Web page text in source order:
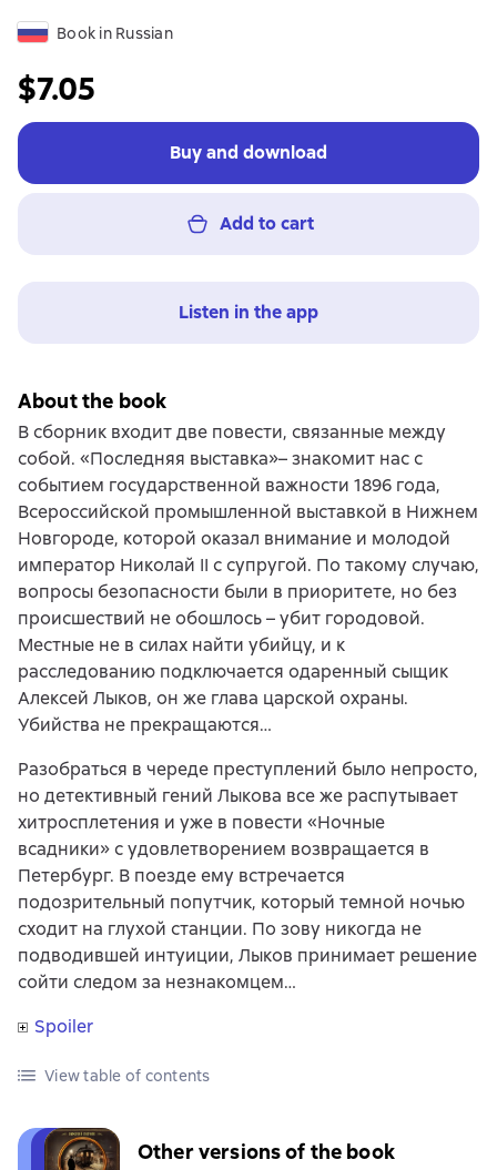
Book in Russian
$7.05
Buy and download
Add to cart
Listen in the app
About the book
В сборник входит две повести, связанные между
собой. «Последняя выставка»– знакомит нас с
событием государственной важности 1896 года,
Всероссийской промышленной выставкой в Нижнем
Новгороде, которой оказал внимание и молодой
император Николай II с супругой. По такому случаю,
вопросы безопасности были в приоритете, но без
происшествий не обошлось – убит городовой.
Местные не в силах найти убийцу, и к
расследованию подключается одаренный сыщик
Алексей Лыков, он же глава царской охраны.
Убийства не прекращаются…
Разобраться в череде преступлений было непросто,
но детективный гений Лыкова все же распутывает
хитросплетения и уже в повести «Ночные
всадники» с удовлетворением возвращается в
Петербург. В поезде ему встречается
подозрительный попутчик, который темной ночью
сходит на глухой станции. По зову никогда не
подводившей интуиции, Лыков принимает решение
сойти следом за незнакомцем…
Spoiler
View table of contents
Other versions of the book